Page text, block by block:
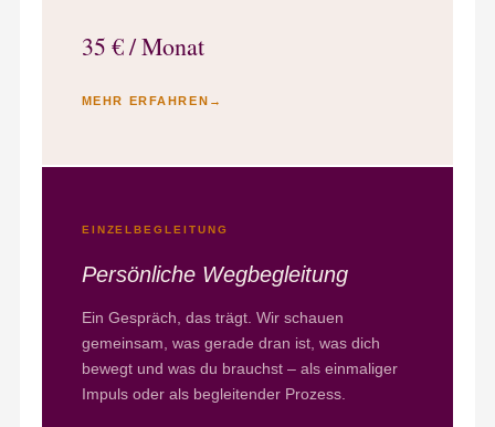
35 € / Monat
MEHR ERFAHREN
EINZELBEGLEITUNG
Persönliche Wegbegleitung
Ein Gespräch, das trägt. Wir schauen
gemeinsam, was gerade dran ist, was dich
bewegt und was du brauchst – als einmaliger
Impuls oder als begleitender Prozess.